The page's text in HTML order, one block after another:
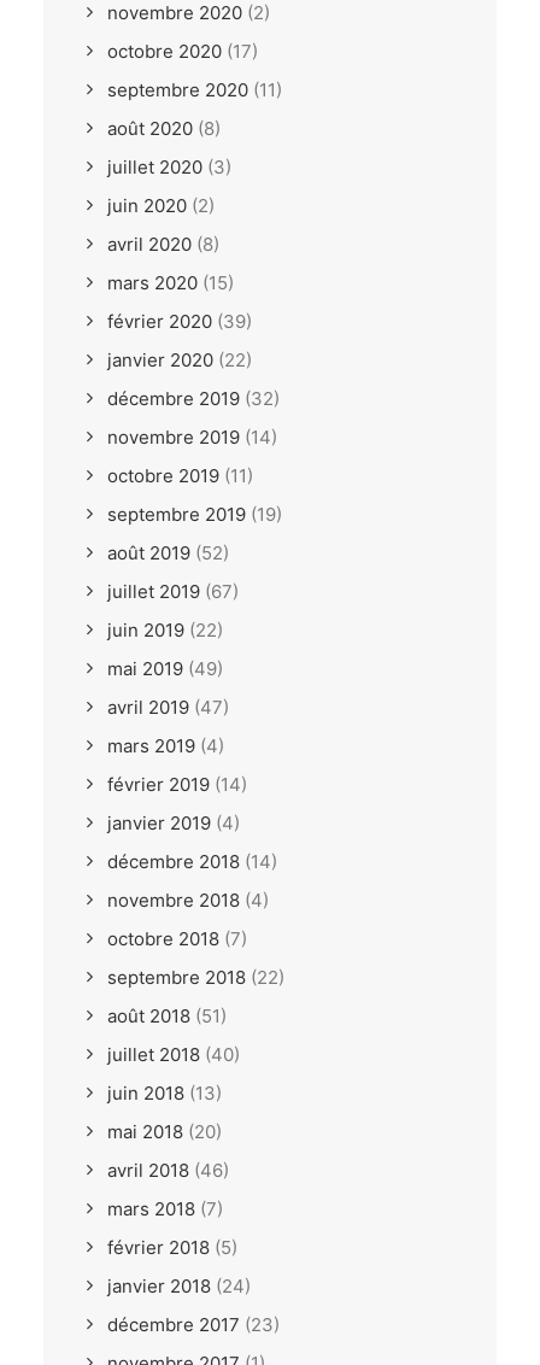
novembre 2020 (2)
octobre 2020 (17)
septembre 2020 (11)
août 2020 (8)
juillet 2020 (3)
juin 2020 (2)
avril 2020 (8)
mars 2020 (15)
février 2020 (39)
janvier 2020 (22)
décembre 2019 (32)
novembre 2019 (14)
octobre 2019 (11)
septembre 2019 (19)
août 2019 (52)
juillet 2019 (67)
juin 2019 (22)
mai 2019 (49)
avril 2019 (47)
mars 2019 (4)
février 2019 (14)
janvier 2019 (4)
décembre 2018 (14)
novembre 2018 (4)
octobre 2018 (7)
septembre 2018 (22)
août 2018 (51)
juillet 2018 (40)
juin 2018 (13)
mai 2018 (20)
avril 2018 (46)
mars 2018 (7)
février 2018 (5)
janvier 2018 (24)
décembre 2017 (23)